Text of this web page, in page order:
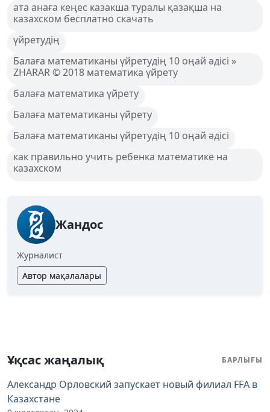
ата анаға кеңес казакша туралы қазақша на
казахском бесплатно скачать
үйретудің
Балаға математиканы үйретудің 10 оңай әдісі »
ZHARAR © 2018 математика үйрету
балаға математика үйрету
Балаға математиканы үйрету
Балаға математиканы үйретудің 10 оңай әдісі
как правильно учить ребенка математике на
казахском
Жандос
Журналист
Автор мақалалары
Ұқсас жаңалық БАРЛЫҒЫ
Александр Орловский запускает новый филиал FFA в
Казахстане